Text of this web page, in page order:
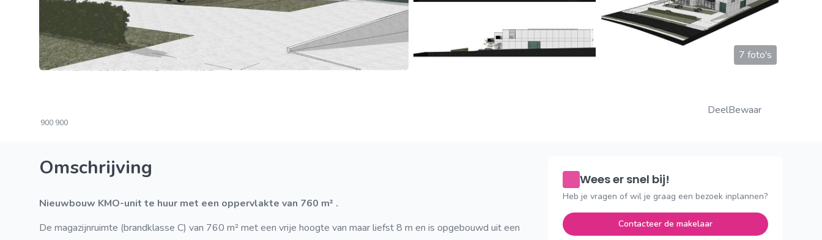
7 foto's
900 900
DeelBewaar
Omschrijving
Nieuwbouw KMO-unit te huur met een oppervlakte van 760 m² .
De magazijnruimte (brandklasse C) van 760 m² met een vrije hoogte van maar liefst 8 m en is opgebouwd uit een
Wees er snel bij!
Heb je vragen of wil je graag een bezoek inplannen?
Contacteer de makelaar